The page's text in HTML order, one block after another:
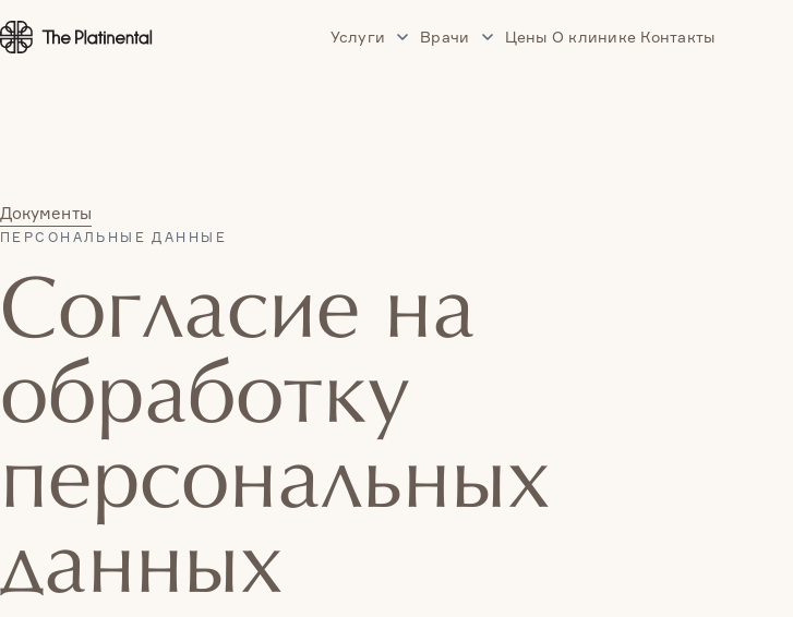
Услуги Услуги
Врачи ВрачиЦены О клинике Контакты
Документы
ПЕРСОНАЛЬНЫЕ ДАННЫЕ
Согласие на
обработку
персональных
данных